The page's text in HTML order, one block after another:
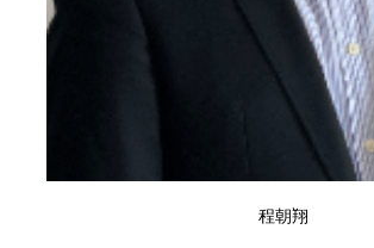
程朝翔